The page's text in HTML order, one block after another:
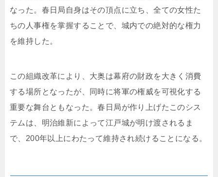
なった。春日局自身はその頂点に立ち、全ての女性た
ちの人事権を掌握することで、城内での絶対的な権力
を維持した。
この組織改革により、大奥は幕府の財政を大きく消費
する場所となったが、同時に将軍の権威を可視化する
重要な舞台ともなった。春日局が作り上げたこのシス
テムは、明治維新によって江戸城が明け渡されるま
で、200年以上にわたって維持され続けることになる。